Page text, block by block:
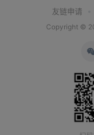
友链申请
Copyright ©